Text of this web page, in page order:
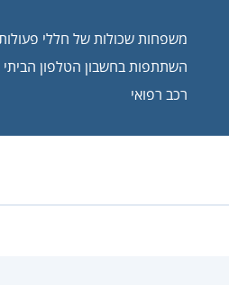
משפחות שכולות של חללי
השתתפות בחשבון הטלפון הביתי
רכב רפואי